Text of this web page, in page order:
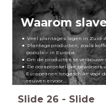
Waarom
Veel plantages lagen in Zuid-
Plantageproducten, zoals
populair in Europa
Om de producten te
De oorspronkelijke bewoners
Europeanen 'ongeschikt' voor
eeuwen ervoor...
Slide 26 - Slide